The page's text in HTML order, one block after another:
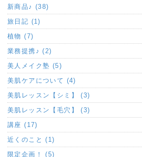
新商品♪ (38)
旅日記 (1)
植物 (7)
業務提携♪ (2)
美人メイク塾 (5)
美肌ケアについて (4)
美肌レッスン【シミ】 (3)
美肌レッスン【毛穴】 (3)
講座 (17)
近くのこと (1)
限定企画！ (5)